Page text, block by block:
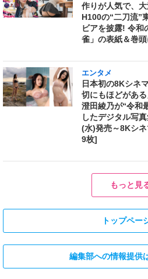
作りが人気で、
H100の“二刀流”
ビアを披露! 令和
雀」の表紙＆巻
エンタメ
日本初の8Kシネ
切にもほどがあ
澄田綾乃が“令和
したデジタル写
(水)発売～8Kシ
9枚]
もっと見
トップペー
編集部への情報提供